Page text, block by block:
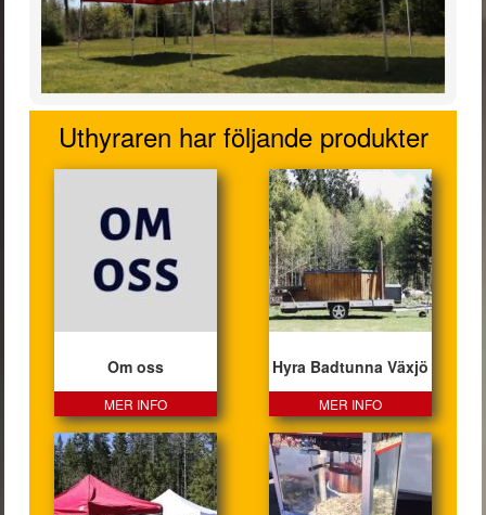
Uthyraren har följande produkter
Om oss
MER INFO
Hyra Badtunna Växjö
MER INFO